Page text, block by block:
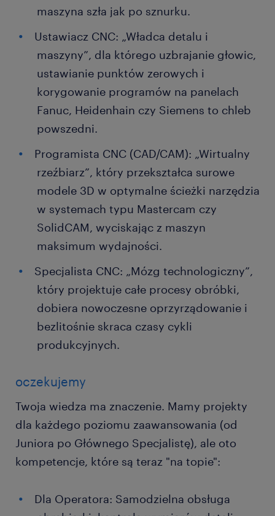
maszyna szła jak po sznurku.
Ustawiacz CNC: „Władca detalu i
maszyny”, dla którego uzbrajanie głowic,
ustawianie punktów zerowych i
korygowanie programów na panelach
Fanuc, Heidenhain czy Siemens to chleb
powszedni.
Programista CNC (CAD/CAM): „Wirtualny
rzeźbiarz”, który przekształca surowe
modele 3D w optymalne ścieżki narzędzia
w systemach typu Mastercam czy
SolidCAM, wyciskając z maszyn
maksimum wydajności.
Specjalista CNC: „Mózg technologiczny”,
który projektuje całe procesy obróbki,
dobiera nowoczesne oprzyrządowanie i
bezlitośnie skraca czasy cykli
produkcyjnych.
oczekujemy
Twoja wiedza ma znaczenie. Mamy projekty
dla każdego poziomu zaawansowania (od
Juniora po Głównego Specjalistę), ale oto
kompetencje, które są teraz "na topie":
Dla Operatora: Samodzielna obsługa